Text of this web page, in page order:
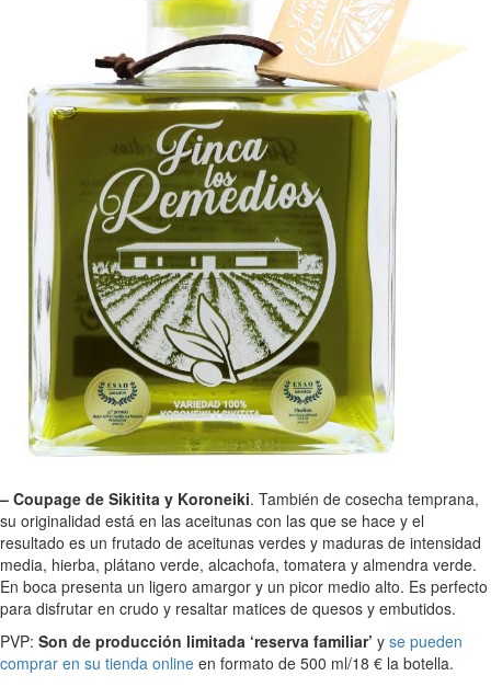
– Coupage de Sikitita y Koroneiki. También de cosecha temprana,
su originalidad está en las aceitunas con las que se hace y el
resultado es un frutado de aceitunas verdes y maduras de intensidad
media, hierba, plátano verde, alcachofa, tomatera y almendra verde.
En boca presenta un ligero amargor y un picor medio alto. Es perfecto
para disfrutar en crudo y resaltar matices de quesos y embutidos.
PVP: Son de producción limitada ‘reserva familiar’ y se pueden
comprar en su tienda online en formato de 500 ml/18 € la botella.